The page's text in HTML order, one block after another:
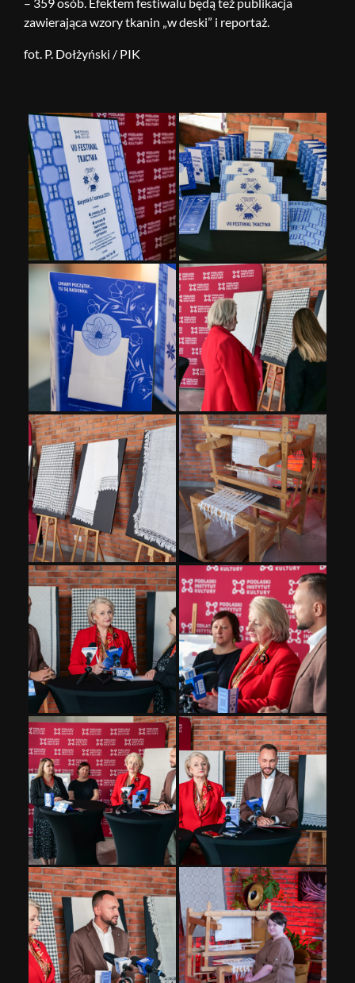
zawierająca wzory tkanin „w deski” i reportaż.
fot. P. Dołżyński / PIK